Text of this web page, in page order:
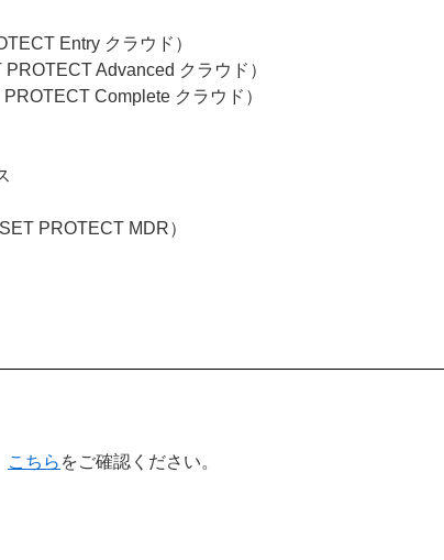
Entry クラウド）
Advanced クラウド）
Complete クラウド）
PROTECT MDR）
こちら をご確認ください。